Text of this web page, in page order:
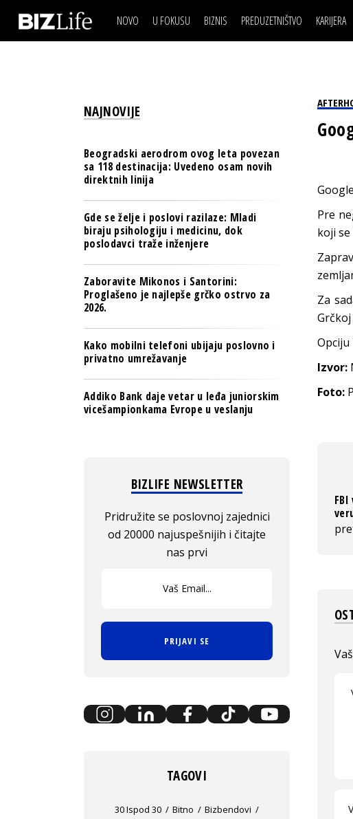
NOVO U FOKUSU BIZNIS
BREND I KOMUNIKACIJE
BANKE
TECH I AI
BIZNIS & SPORT
PULS REGIONA
NOVO NA RAFU
PREDUZETNIŠTVO KARIJERA
MOJ
IZJAVA DANABIZNIS SCENA
OSIGURANJE
TECH I AI
PULS REGIONA
POSAO
Pre
koji
Za
Izvor:
Foto:
NAJNOVIJE
Beogradski aerodrom ovog leta povezan
sa 118 destinacija: Uvedeno osam novih
direktnih linija
Gde se želje i poslovi razilaze: Mladi
biraju psihologiju i medicinu, dok
poslodavci traže inženjere
Zaboravite Mikonos i Santorini:
Proglašeno je najlepše grčko ostrvo za
2026.
Kako mobilni telefoni ubijaju poslovno i
privatno umrežavanje
Addiko Bank daje vetar u leđa juniorskim
vicešampionkama Evrope u veslanju
BIZLIFE NEWSLETTER
Pridružite se poslovnoj zajednici
od 20000 najuspešnijih i čitajte
nas prvi
PRIJAVI SE
TAGOVI
30 Ispod 30 Bitno
Bizbendovi